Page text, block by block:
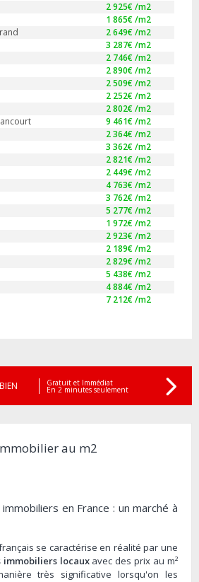
2 925€ /m2
1 865€ /m2
2 649€ /m2
3 287€ /m2
2 746€ /m2
2 890€ /m2
2 509€ /m2
2 252€ /m2
2 802€ /m2
9 461€ /m2
2 364€ /m2
3 362€ /m2
2 821€ /m2
2 449€ /m2
4 763€ /m2
3 762€ /m2
5 277€ /m2
1 972€ /m2
2 923€ /m2
2 189€ /m2
2 829€ /m2
5 438€ /m2
4 884€ /m2
7 212€ /m2
Gratuit et Immédiat
En 2 minutes seulement
au m2
en France : un marché à
se caractérise en réalité par une
locauxavec des prix au m²
très significative lorsqu'on les